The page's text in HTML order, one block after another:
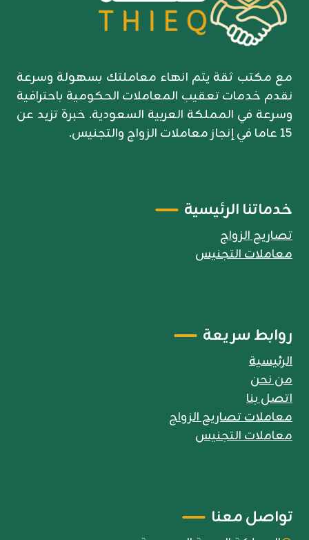
مع مكتب ثقة يتم انهاء معاملتك بسهولة وسرعة
نقدم خدمات تعقيب المعاملات الحكومية باحترافية
وسرعة في المملكة العربية السعودية. خبرة تزيد عن
15 عاما في إنجاز معاملات الزواج والتجنيس.
خدماتنا الرئيسية
تصاريح الزواج
معاملات التجنيس
روابط سريعة
الرئيسية
من نحن
اتصل بنا
معاملات تصاريح الزواج
معاملات التجنيس
تواصل معنا